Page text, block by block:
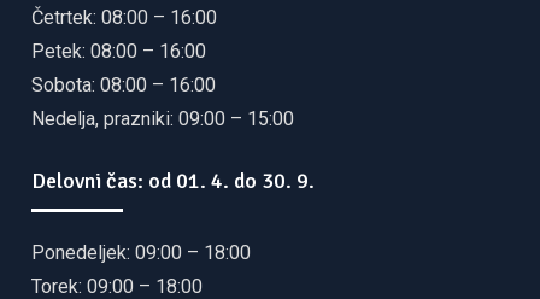
Četrtek: 08:00 – 16:00
Petek: 08:00 – 16:00
Sobota: 08:00 – 16:00
Nedelja, prazniki: 09:00 – 15:00
Delovni čas: od 01. 4. do 30. 9.
Ponedeljek: 09:00 – 18:00
Torek: 09:00 – 18:00